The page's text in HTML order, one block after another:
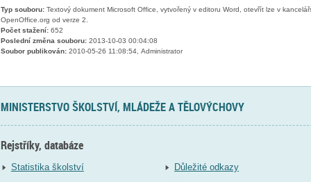
Typ souboru:Textový dokument Microsoft Office, vytvořený v editoru Word, otevřít lze v
OpenOffice.org od verze 2.
Počet stažení:652
Poslední změna souboru:2013-10-03 00:04:08
Soubor publikován:2010-05-26 11:08:54, Administrator
MINISTERSTVO ŠKOLSTVÍ, MLÁDEŽE A TĚLOVÝCHOVY
Rejstříky, databáze
Statistika školství
Důležité odkazy